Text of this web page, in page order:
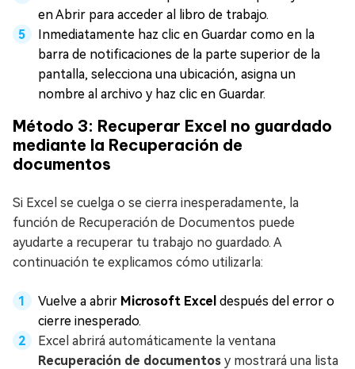
en Abrir para acceder al libro de trabajo.
Inmediatamente haz clic en Guardar como en la
barra de notificaciones de la parte superior de la
pantalla, selecciona una ubicación, asigna un
nombre al archivo y haz clic en Guardar.
Método 3: Recuperar Excel no guardado
mediante la Recuperación de
documentos
Si Excel se cuelga o se cierra inesperadamente, la
función de Recuperación de Documentos puede
ayudarte a recuperar tu trabajo no guardado. A
continuación te explicamos cómo utilizarla:
Vuelve a abrir Microsoft Excel después del error o
cierre inesperado.
Excel abrirá automáticamente la ventana
Recuperación de documentos y mostrará una lista